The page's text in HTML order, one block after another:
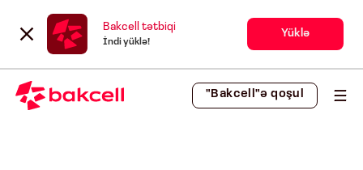
Bakcell tətbiqi
İndi yüklə!
Yüklə
"Bakcell"ə qoşul